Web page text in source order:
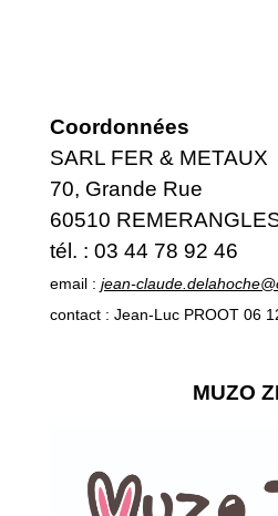
Coordonnées
SARL FER & METAUX
70, Grande Rue
60510
tél. : 03 44 78 92 46
email : jean-
contact : Jean-Luc PROOT 06
MUZO